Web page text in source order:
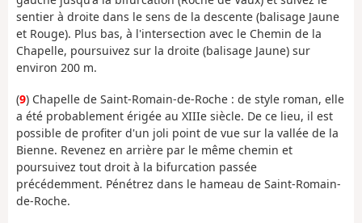
sentier à droite dans le sens de la descente (balisage Jaune
et Rouge). Plus bas, à l'intersection avec le Chemin de la
Chapelle, poursuivez sur la droite (balisage Jaune) sur
environ 200 m.
(9) Chapelle de Saint-Romain-de-Roche : de style roman, elle
a été probablement érigée au XIIIe siècle. De ce lieu, il est
possible de profiter d'un joli point de vue sur la vallée de la
Bienne. Revenez en arrière par le même chemin et
poursuivez tout droit à la bifurcation passée
précédemment. Pénétrez dans le hameau de Saint-Romain-
de-Roche.